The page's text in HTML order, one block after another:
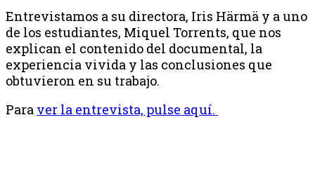
Entrevistamos a su directora, Iris Härmä y a uno
de los estudiantes, Miquel Torrents, que nos
explican el contenido del documental, la
experiencia vivida y las conclusiones que
obtuvieron en su trabajo.
Para ver la entrevista, pulse aquí.